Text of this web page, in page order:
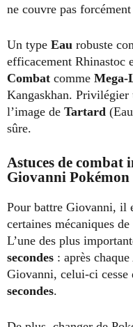
ne couvre pas
Un type Eau robuste
efficacement Rhinastoc
Combat comme Mega-
Kangaskhan. Privilégier
l’image de Tartard
sûre.
Astuces de combat
Giovanni Pokémon
Pour battre Giovanni, il
certaines mécaniques
L’une des plus
secondes : après
Giovanni, celui-ci cesse
secondes.